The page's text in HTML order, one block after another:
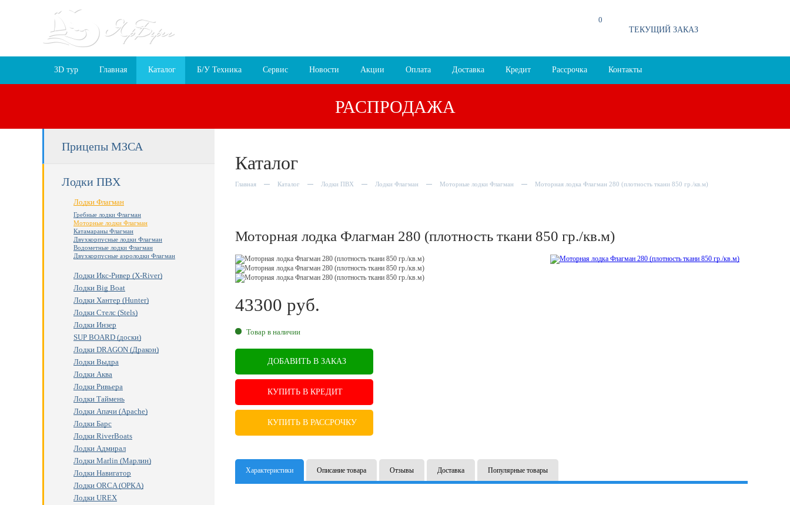
0
ТЕКУЩИЙ ЗАКАЗ
3D тур Главная Каталог Б/У Техника Сервис Новости Акции Оплата Доставка Кредит Рассрочка Контакты
РАСПРОДАЖА
Прицепы МЗСА
Лодки ПВХ
Лодки Флагман
Гребные лодки Флагман
Моторные лодки Флагман
Катамараны Флагман
Двухкорпусные лодки Флагман
Водометные лодки Флагман
Двухкорпусные аэролодки Флагман
Лодки Икс-Ривер (X-River)
Лодки Big Boat
Лодки Хантер (Hunter)
Лодки Стелс (Stels)
Лодки Инзер
SUP BOARD (доски)
Лодки DRAGON (Дракон)
Лодки Выдра
Лодки Аква
Лодки Ривьера
Лодки Таймень
Лодки Апачи (Apache)
Лодки Барс
Лодки RiverBoats
Лодки Адмирал
Лодки Marlin (Марлин)
Лодки Навигатор
Лодки ORCA (ОРКА)
Лодки UREX
Каталог
Главная Каталог Лодки ПВХ Лодки Флагман Моторные лодки Флагман Моторная лодка Флагман 280 (плотность ткани 850 гр./кв.м)
Моторная лодка Флагман 280 (плотность ткани 850 гр./кв.м)
43300 руб.
RUB
Товар в наличии
ДОБАВИТЬ В ЗАКАЗ
КУПИТЬ В КРЕДИТ
КУПИТЬ В РАССРОЧКУ
Характеристики Описание товара Отзывы Доставка Популярные товары